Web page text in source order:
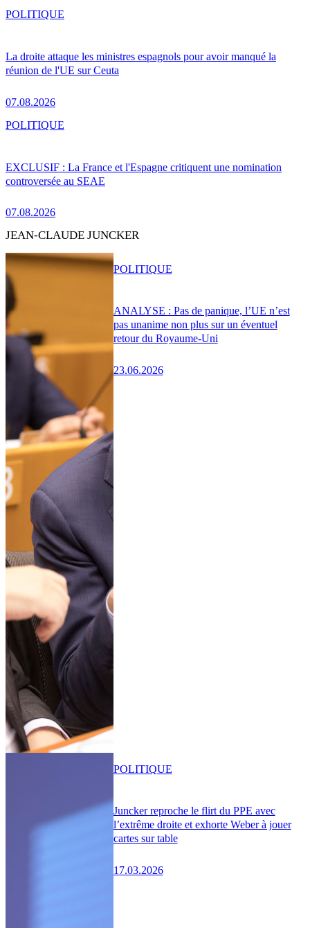
La droite attaque les ministres espagnols pour avoir manqué la
réunion de l'UE sur Ceuta
07.08.2026
POLITIQUE
EXCLUSIF : La France et l'Espagne critiquent une nomination
controversée au SEAE
07.08.2026
POLITIQUE
JEAN-CLAUDE JUNCKER
ANALYSE : Pas de panique, l’UE n’est
pas unanime non plus sur un éventuel
retour du Royaume-Uni
23.06.2026
POLITIQUE
Juncker reproche le flirt du PPE avec
l’extrême droite et exhorte Weber à jouer
cartes sur table
17.03.2026
POLITIQUE